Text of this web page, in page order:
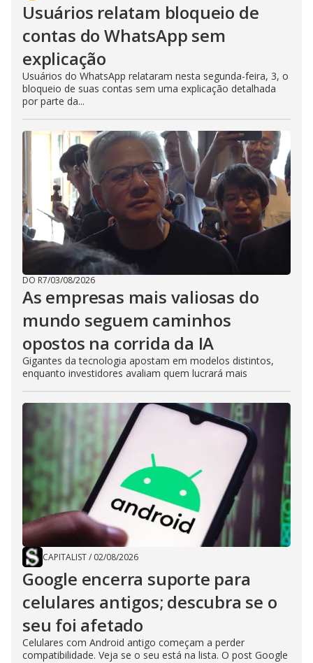
Usuários relatam bloqueio de
contas do WhatsApp sem
explicação
Usuários do WhatsApp relataram nesta segunda-feira, 3, o
bloqueio de suas contas sem uma explicação detalhada
por parte da...
DO R7/03/08/2026
As empresas mais valiosas do
mundo seguem caminhos
opostos na corrida da IA
Gigantes da tecnologia apostam em modelos distintos,
enquanto investidores avaliam quem lucrará mais
CAPITALIST/ 02/08/2026
Google encerra suporte para
celulares antigos; descubra se o
seu foi afetado
Celulares com Android antigo começam a perder
compatibilidade. Veja se o seu está na lista. O post Google